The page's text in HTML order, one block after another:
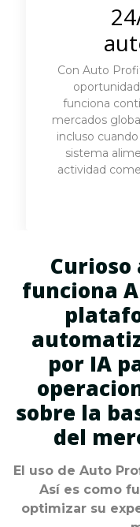
Con Auto
funciona
mercados
incluso
sistema
actividad
Curioso
funciona
por IA
sobre la
del
El uso de Auto
Así es como
optimizar su